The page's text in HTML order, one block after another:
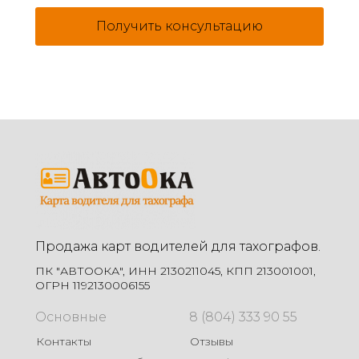
Получить консультацию
Продажа карт водителей для тахографов.
ПК "АВТООКА", ИНН 2130211045, КПП 213001001,
ОГРН 1192130006155
8 (804) 333 90 55
Отзывы
Основные
Контакты